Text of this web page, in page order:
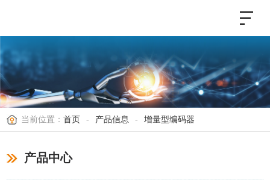
当前位置： 首页 - 产品信息 - 增量型编码器
产品中心